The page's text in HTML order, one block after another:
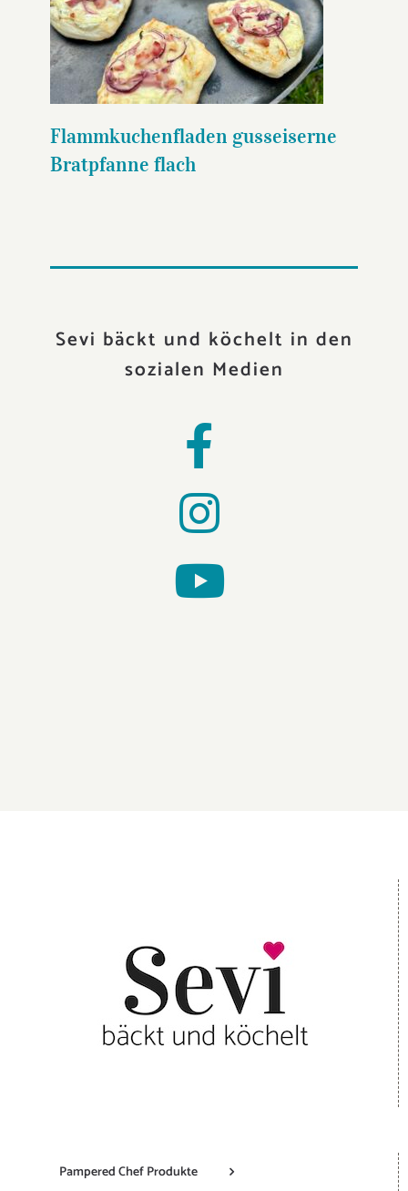
Flammkuchenfladen
gusseiserne Bratpfanne flach
Flammkuchenfladen gusseiserne
Bratpfanne flach
Sevi bäckt und köchelt in den
sozialen Medien
Pampered Chef Produkte